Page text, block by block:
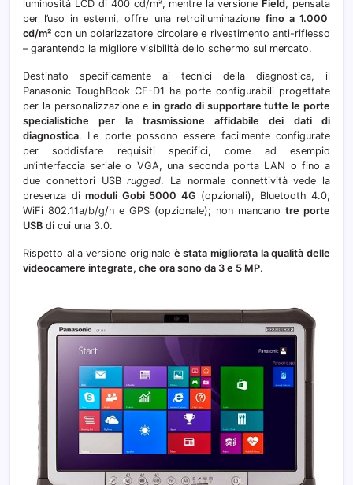
luminosità LCD di 400 cd/m², mentre la versione Field, pensata
per l’uso in esterni, offre una retroilluminazione fino a 1.000
cd/m² con un polarizzatore circolare e rivestimento anti-riflesso
– garantendo la migliore visibilità dello schermo sul mercato.
Destinato specificamente ai tecnici della diagnostica, il
Panasonic ToughBook CF-D1 ha porte configurabili progettate
per la personalizzazione ein grado di supportare tutte le porte
specialistiche per la trasmissione affidabile dei dati di
diagnostica. Le porte possono essere facilmente configurate
per soddisfare requisiti specifici, come ad esempio
un’interfaccia seriale o VGA, una seconda porta LAN o fino a
due connettori USBrugged. La normale connettività vede la
presenza di moduli Gobi 5000 4G (opzionali), Bluetooth 4.0,
WiFi 802.11a/b/g/n e GPS (opzionale); non mancano tre porte
USB di cui una 3.0.
Rispetto alla versione originale è stata migliorata la qualità delle
videocamere integrate, che ora sono da 3 e 5 MP.